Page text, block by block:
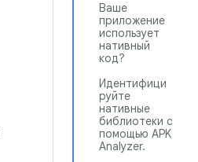
Ваше
приложение
использует
нативный
код?
Идентифици
руйте
нативные
библиотеки с
помощью APK
Analyzer.